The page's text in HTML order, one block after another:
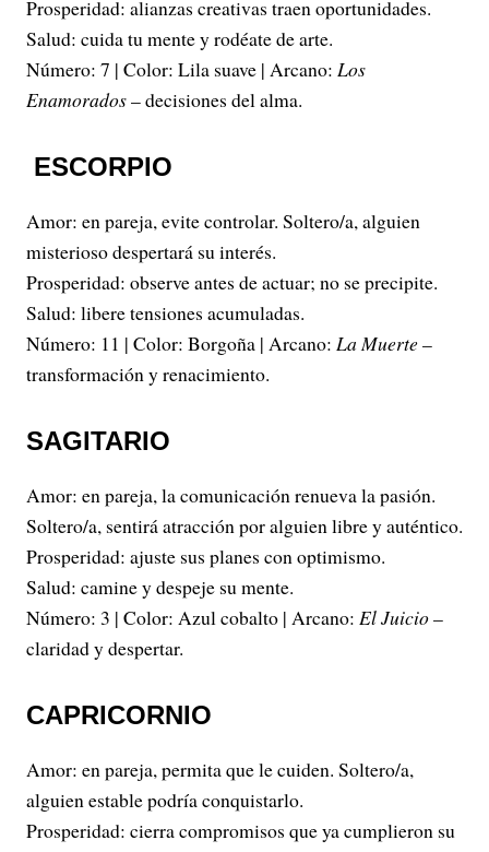
Prosperidad: alianzas creativas traen oportunidades.
Salud: cuida tu mente y rodéate de arte.
Número: 7 | Color: Lila suave | Arcano: Los
Enamorados– decisiones del alma.
ESCORPIO
Amor: en pareja, evite controlar. Soltero/a, alguien
misterioso despertará su interés.
Prosperidad: observe antes de actuar; no se precipite.
Salud: libere tensiones acumuladas.
Número: 11 | Color: Borgoña | Arcano: La Muerte–
transformación y renacimiento.
SAGITARIO
Amor: en pareja, la comunicación renueva la pasión.
Soltero/a, sentirá atracción por alguien libre y auténtico.
Prosperidad: ajuste sus planes con optimismo.
Salud: camine y despeje su mente.
Número: 3 | Color: Azul cobalto | Arcano: El Juicio–
claridad y despertar.
CAPRICORNIO
Amor: en pareja, permita que le cuiden. Soltero/a,
alguien estable podría conquistarlo.
Prosperidad: cierra compromisos que ya cumplieron su